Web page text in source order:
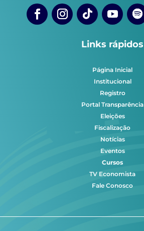
Links rápidos
Página Inicial
Institucional
Registro
Portal Transparência
Eleições
Fiscalização
Notícias
Eventos
Cursos
TV Economista
Fale Conosco